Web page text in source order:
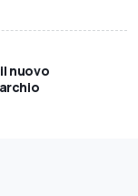
nuovo